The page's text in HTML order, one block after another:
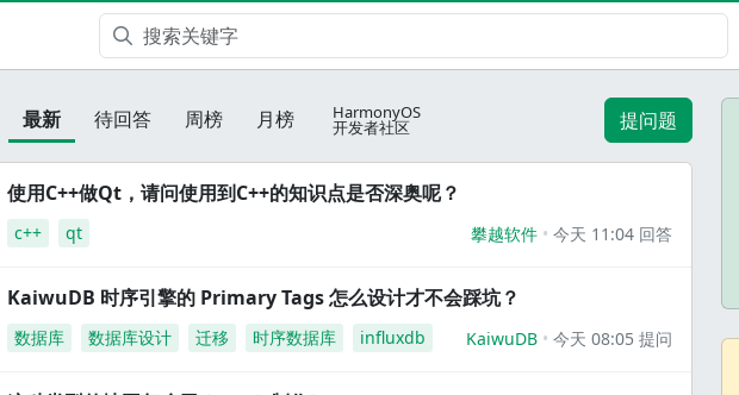
最新 待回答 周榜 月榜 HarmonyOS
开发者社区 提问题
使用C++做Qt，请问使用到C++的知识点是否深奥呢？
c++ qt 攀越软件 今天 11:04 回答
KaiwuDB 时序引擎的 Primary Tags 怎么设计才不会踩坑？
数据库 数据库设计 迁移 时序数据库 influxdb KaiwuDB 今天 08:05 提问